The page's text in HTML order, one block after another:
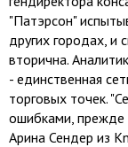
"Патэрсон"
других городах, и
вторична.
- единственная
торговых точек.
ошибками, прежде
Арина Сендер из